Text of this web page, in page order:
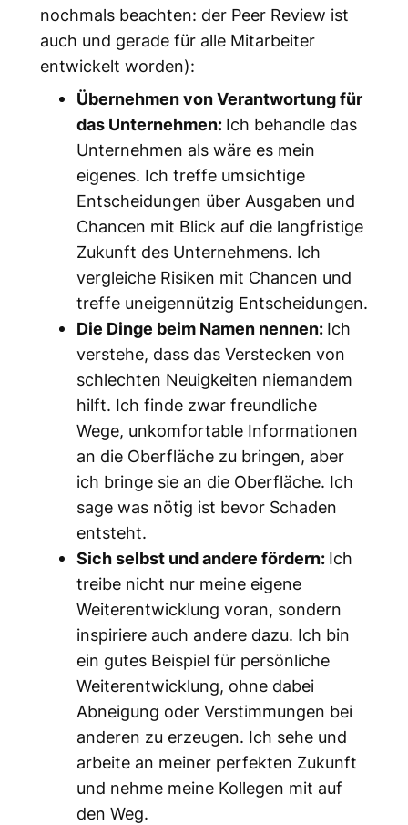
nochmals beachten: der Peer Review ist
auch und gerade für alle Mitarbeiter
entwickelt worden):
Übernehmen von Verantwortung für
das Unternehmen: Ich behandle das
Unternehmen als wäre es mein
eigenes. Ich treffe umsichtige
Entscheidungen über Ausgaben und
Chancen mit Blick auf die langfristige
Zukunft des Unternehmens. Ich
vergleiche Risiken mit Chancen und
treffe uneigennützig Entscheidungen.
Die Dinge beim Namen nennen: Ich
verstehe, dass das Verstecken von
schlechten Neuigkeiten niemandem
hilft. Ich finde zwar freundliche
Wege, unkomfortable Informationen
an die Oberfläche zu bringen, aber
ich bringe sie an die Oberfläche. Ich
sage was nötig ist bevor Schaden
entsteht.
Sich selbst und andere fördern: Ich
treibe nicht nur meine eigene
Weiterentwicklung voran, sondern
inspiriere auch andere dazu. Ich bin
ein gutes Beispiel für persönliche
Weiterentwicklung, ohne dabei
Abneigung oder Verstimmungen bei
anderen zu erzeugen. Ich sehe und
arbeite an meiner perfekten Zukunft
und nehme meine Kollegen mit auf
den Weg.